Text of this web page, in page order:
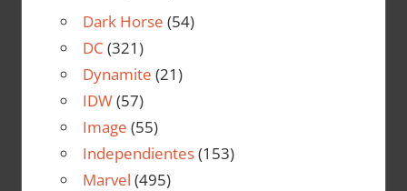
Dark Horse (54)
DC (321)
Dynamite (21)
IDW(57)
Image (55)
Independientes(153)
Marvel (495)